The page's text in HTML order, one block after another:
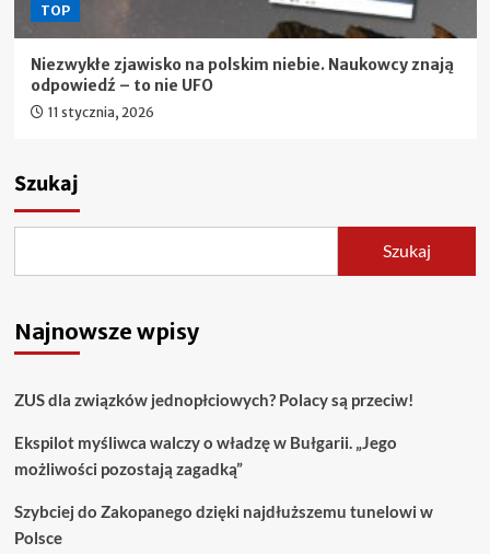
TOP
Niezwykłe zjawisko na polskim niebie. Naukowcy znają
odpowiedź – to nie UFO
11 stycznia, 2026
Szukaj
Szukaj
Najnowsze wpisy
ZUS dla związków jednopłciowych? Polacy są przeciw!
Ekspilot myśliwca walczy o władzę w Bułgarii. „Jego
możliwości pozostają zagadką”
Szybciej do Zakopanego dzięki najdłuższemu tunelowi w
Polsce